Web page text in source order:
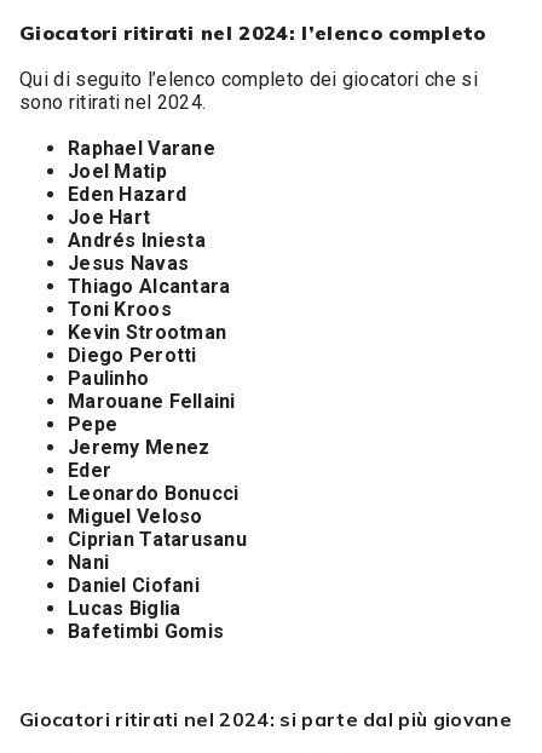
Giocatori ritirati nel 2024: l’elenco completo
Qui di seguito l’elenco completo dei giocatori che si
sono ritirati nel 2024.
Raphael Varane
Joel Matip
Eden Hazard
Joe Hart
Andrés Iniesta
Jesus Navas
Thiago Alcantara
Toni Kroos
Kevin Strootman
Diego Perotti
Paulinho
Marouane Fellaini
Pepe
Jeremy Menez
Eder
Leonardo Bonucci
Miguel Veloso
Ciprian Tatarusanu
Nani
Daniel Ciofani
Lucas Biglia
Bafetimbi Gomis
Giocatori ritirati nel 2024: si parte dal più giovane